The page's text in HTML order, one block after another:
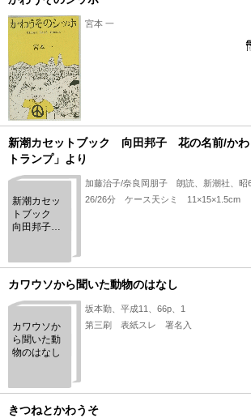
宮本 一
新潮カセットブック 向田邦子 花の名前/か
トランプ」より
新潮カセッ
トブック
向田邦子
「思い出ト
ランプ」よ
り
加藤治子/奈良岡朋子 朗読、新潮社、昭
26/26分 ケース天シミ 11×15×1.5cm
カワウソから聞いた動物のはなし
カワウソか
ら聞いた動
物のはなし
坂本勤、平成11、66p、1
第三刷 表紙スレ 署名入
きつねとかわうそ